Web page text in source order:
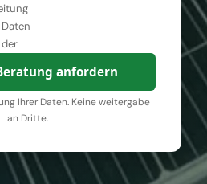
anfordern
Ihrer Daten. Keine weitergabe
an Dritte.